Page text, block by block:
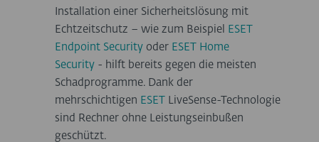
Installation einer Sicherheitslösung mit
Echtzeitschutz – wie zum Beispiel
ESET
Endpoint Security oder ESET Home
Security - hilft bereits gegen die meisten
Schadprogramme. Dank der
mehrschichtigen ESET
LiveSense-Technologie
sind Rechner ohne Leistungseinbußen
geschützt.